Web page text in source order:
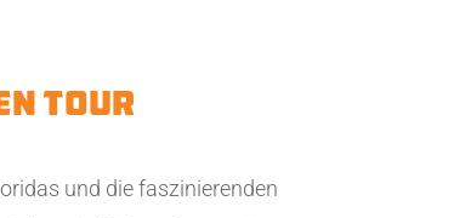
TOUR
und die faszinierenden